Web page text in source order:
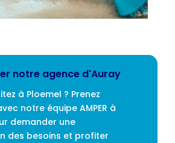
notre agence d'Auray
à Ploemel ? Prenez
notre équipe AMPER à
demander une
des besoins et profiter